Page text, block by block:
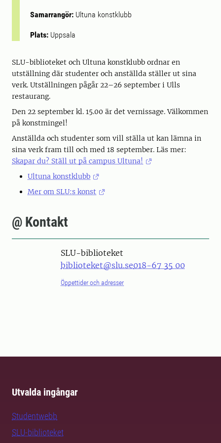
Samarrangör: Ultuna konstklubb
Plats: Uppsala
SLU-biblioteket och Ultuna konstklubb ordnar en
utställning där studenter och anställda ställer ut sina
verk. Utställningen pågår 22–26 september i Ulls
restaurang.
Den 22 september kl. 15.00 är det vernissage. Välkommen
på konstmingel!
Anställda och studenter som vill ställa ut kan lämna in
sina verk fram till och med 18 september. Läs mer:
Skapar du? Ställ ut på campus Ultuna!
Ultuna konstklubb
Mer om SLU:s konst
@ Kontakt
SLU-biblioteket
biblioteket@slu.se018-67 35 00
Öppettider och adresser
Utvalda ingångar
Studentwebb
SLU-biblioteket